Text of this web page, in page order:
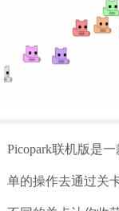
Picopark联机版是
单的操作去通过关